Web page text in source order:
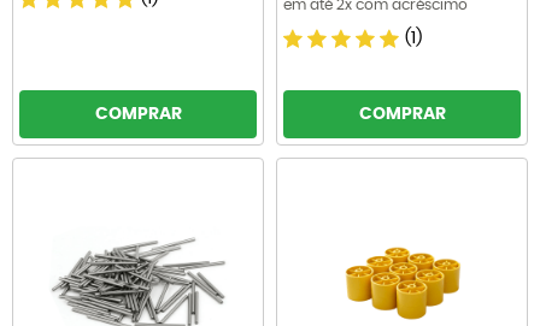
COMPRAR
em até 2x com acréscimo
(1)
COMPRAR